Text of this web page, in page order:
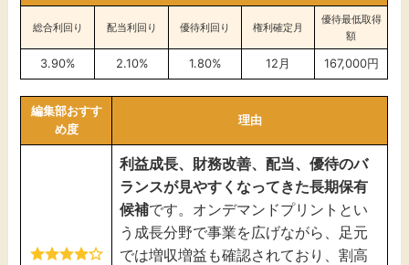
総合利回り 配当利回り 優待利回り 権利確定月
優待最低取得
額
3.90% 2.10% 1.80% 12月 167,000円
編集部おすす
め度
理由
利益成長、財務改善、配当、優待のバ
ランスが見やすくなってきた長期保有
候補です。オンデマンドプリントとい
う成長分野で事業を広げながら、足元
では増収増益も確認されており、割高